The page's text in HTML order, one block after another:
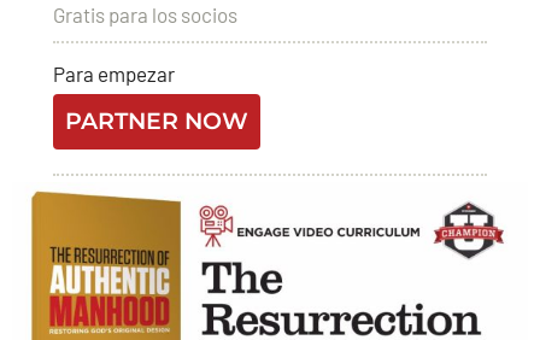
Gratis para los socios
Para empezar
PARTNER NOW